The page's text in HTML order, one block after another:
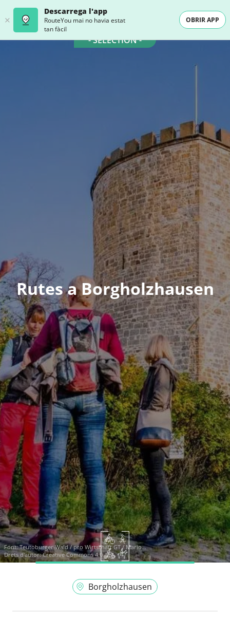
Descarrega l'app
RouteYou mai no havia estat
tan fàcil
OBRIR APP
- SELECTION -
Rutes a Borgholzhausen
Font:Teutoburger Wald / pro Wirtschaft GT / Mario...
Drets d'autor: Creative Commons 4.0
Borgholzhausen